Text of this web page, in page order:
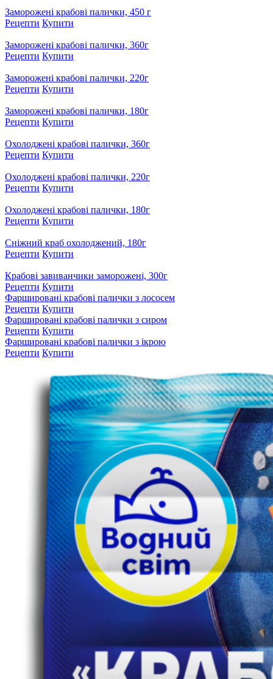
Заморожені крабові палички, 450 г
Рецепти Купити
Заморожені крабові палички, 360г
Рецепти Купити
Заморожені крабові палички, 220г
Рецепти Купити
Заморожені крабові палички, 180г
Рецепти Купити
Охолоджені крабові палички, 360г
Рецепти Купити
Охолоджені крабові палички, 220г
Рецепти Купити
Охолоджені крабові палички, 180г
Рецепти Купити
Сніжний краб охолоджений, 180г
Рецепти Купити
Крабові завиванчики заморожені, 300г
Рецепти Купити
Фаршировані крабові палички з лососем
Рецепти Купити
Фаршировані крабові палички з сиром
Рецепти Купити
Фаршировані крабові палички з ікрою
Рецепти Купити